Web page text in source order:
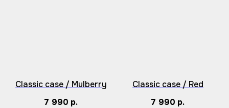
Classic case / Mulberry
7 990 р.
Classic case / Red
7 990 р.